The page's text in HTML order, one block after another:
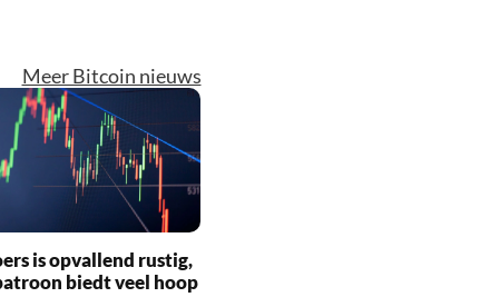
Meer Bitcoin nieuws
is opvallend rustig,
biedt veel hoop